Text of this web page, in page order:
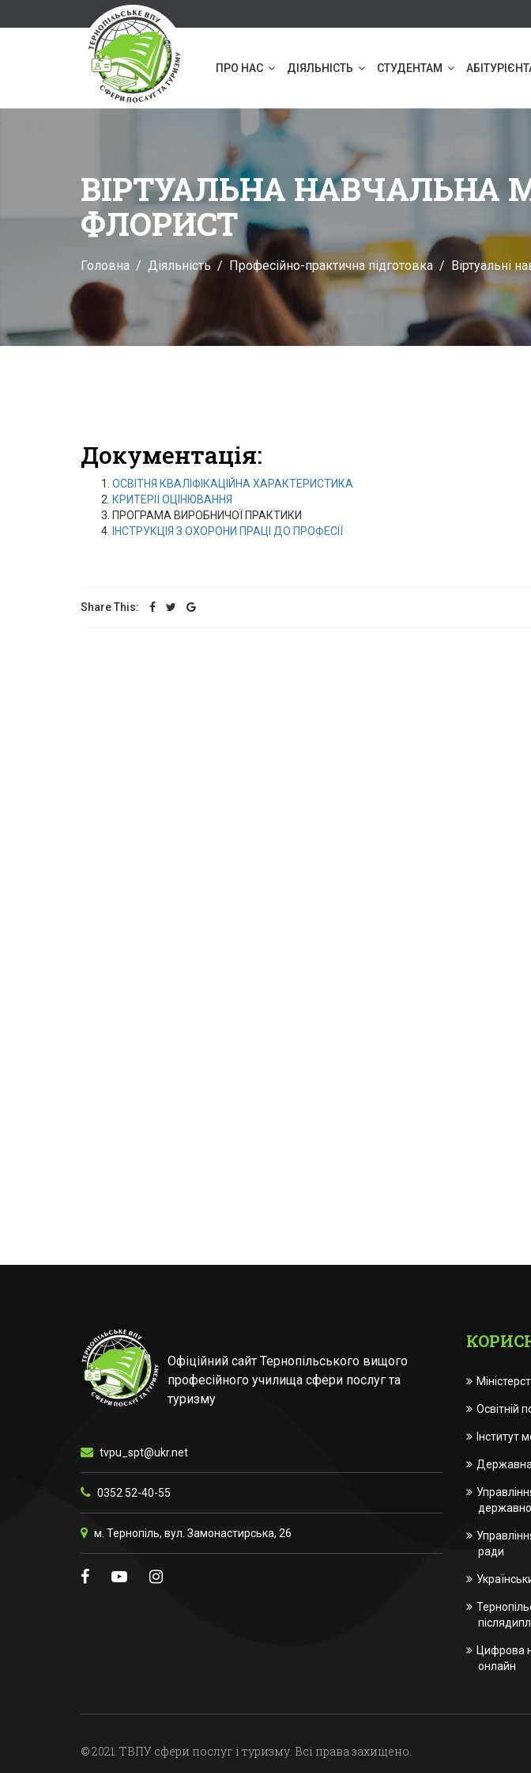
ПРО НАС ДІЯЛЬНІСТЬ СТУДЕНТАМ
ВІРТУАЛЬНА НАВЧАЛЬНА
ФЛОРИСТ
Головна Діяльність Професійно-практична підготовка Віртуальні
Документація:
ОСВІТНЯ КВАЛІФІКАЦІЙНА ХАРАКТЕРИСТИКА
КРИТЕРІЇ ОЦІНЮВАННЯ
ПРОГРАМА ВИРОБНИЧОЇ ПРАКТИКИ
ІНСТРУКЦІЯ З ОХОРОНИ ПРАЦІ ДО ПРОФЕСІЇ
Share This:
Офіційний сайт Тернопільського вищого
професійного училища сфери послуг та
туризму
tvpu_spt@ukr.net
0352 52-40-55
м. Тернопіль, вул. Замонастирська, 26
Освітній
Інститут
Державна
ради
Цифрова
онлайн
© 2021. ТВПУ сфери послуг і туризму. Всі права захищено.